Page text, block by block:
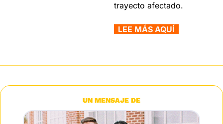
trayecto afectado.
  LEE MÁS AQUÍ
UN MENSAJE DE